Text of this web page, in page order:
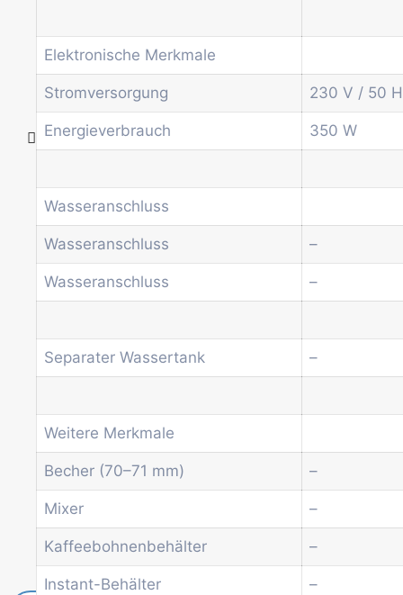
Neuigkeiten
Informationen
Kontakt
Drum-Maschinen
Büro-Kaffeemaschine
Kombi-Automat
Kaffeeautomat
Getränkeautomat
Wasserspender
Dienstleistungen
Blog
Aktionen
Kontakt
Elektronische Merkmale
Stromversorgung 230 V / 50
Energieverbrauch 350 W
Wasseranschluss
Wasseranschluss –
Wasseranschluss –
Separater Wassertank –
Weitere Merkmale
Becher (70–71 mm) –
Mixer –
Kaffeebohnenbehälter –
Instant-Behälter –